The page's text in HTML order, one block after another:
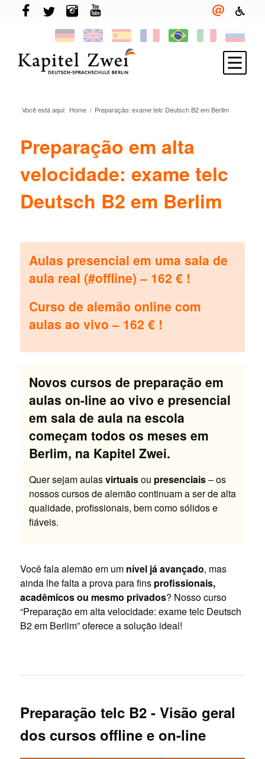
Inscreva-se
Aprenda alemão
TELC & TestDaF
More em Berlin
Sua escola
Você está aqui: Home / Preparação: exame telc Deutsch B2 em Berlim
Preparação em alta
velocidade: exame telc
Deutsch B2 em Berlim
Aulas presencial em uma sala de
aula real (#offline) – 162 € !
Curso de alemão online com
aulas ao vivo – 162 € !
Novos cursos de preparação em
aulas on-line ao vivo e presencial
em sala de aula na escola
começam todos os meses em
Berlim, na Kapitel Zwei.
Quer sejam aulasvirtuaisou presenciais– os
nossos cursos de alemão continuam a ser de alta
qualidade, profissionais, bem como sólidos e
fiáveis.
Você fala alemão em um nível já avançado, mas
ainda lhe falta a prova para fins profissionais,
acadêmicos ou mesmo privados? Nosso curso
“Preparação em alta velocidade: exame telc Deutsch
B2 em Berlim” oferece a solução ideal!
Preparação telc B2 - Visão geral
dos cursos offline e on-line